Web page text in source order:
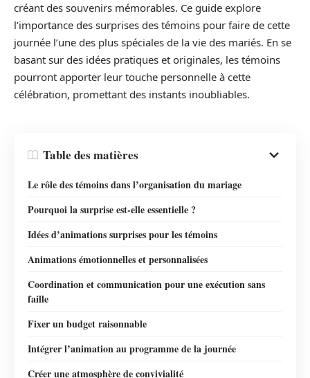
créant des souvenirs mémorables. Ce guide explore
l’importance des surprises des témoins pour faire de cette
journée l’une des plus spéciales de la vie des mariés. En se
basant sur des idées pratiques et originales, les témoins
pourront apporter leur touche personnelle à cette
célébration, promettant des instants inoubliables.
Table des matières
Le rôle des témoins dans l’organisation du mariage
Pourquoi la surprise est-elle essentielle ?
Idées d’animations surprises pour les témoins
Animations émotionnelles et personnalisées
Coordination et communication pour une exécution sans
faille
Fixer un budget raisonnable
Intégrer l’animation au programme de la journée
Créer une atmosphère de convivialité